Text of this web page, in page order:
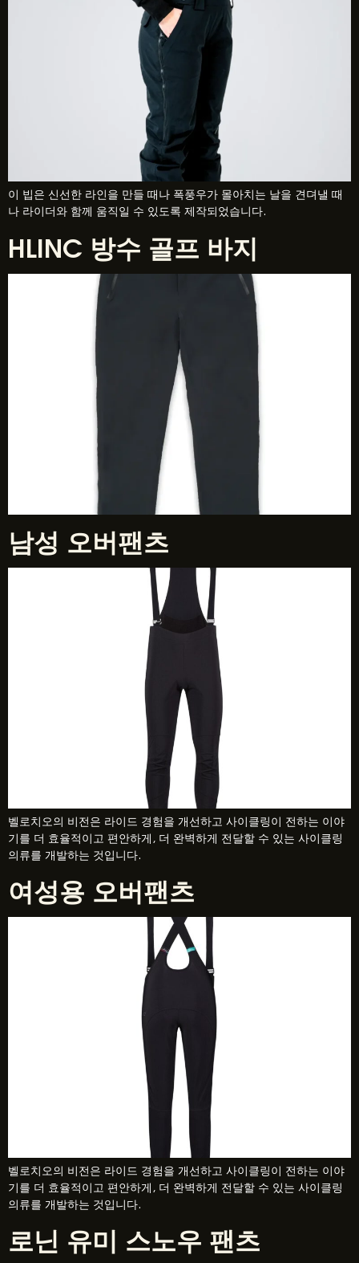
이 빕은 신선한 라인을 만들 때나 폭풍우가 몰아치는 날을 견뎌낼 때
나 라이더와 함께 움직일 수 있도록 제작되었습니다.
HLINC 방수 골프 바지
남성 오버팬츠
벨로치오의 비전은 라이드 경험을 개선하고 사이클링이 전하는 이야
기를 더 효율적이고 편안하게, 더 완벽하게 전달할 수 있는 사이클링
의류를 개발하는 것입니다.
여성용 오버팬츠
벨로치오의 비전은 라이드 경험을 개선하고 사이클링이 전하는 이야
기를 더 효율적이고 편안하게, 더 완벽하게 전달할 수 있는 사이클링
의류를 개발하는 것입니다.
로닌 유미 스노우 팬츠